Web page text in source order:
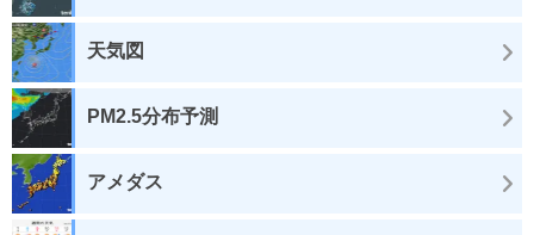
天気図
PM2.5分布予測
アメダス